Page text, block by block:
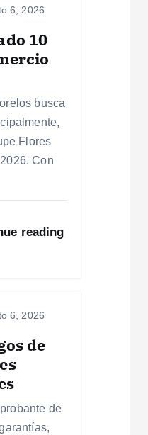
6, 2026
10
busca
Flores
Con
reading
6, 2026
de
de